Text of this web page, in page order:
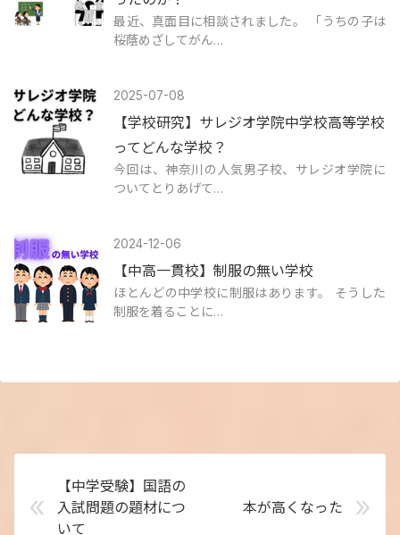
最近、真面目に相談されました。 「うちの子は
桜蔭めざしてがん…
2025-07-08
【学校研究】サレジオ学院中学校高等学校
ってどんな学校？
今回は、神奈川の人気男子校、サレジオ学院に
ついてとりあげて…
2024-12-06
【中高一貫校】制服の無い学校
ほとんどの中学校に制服はあります。 そうした
制服を着ることに…
«
【中学受験】国語の
入試問題の題材につ
いて
本が高くなった »